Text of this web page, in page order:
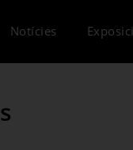
Notícies